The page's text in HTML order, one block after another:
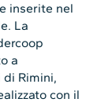
inserite nel
La
a
Rimini,
con il